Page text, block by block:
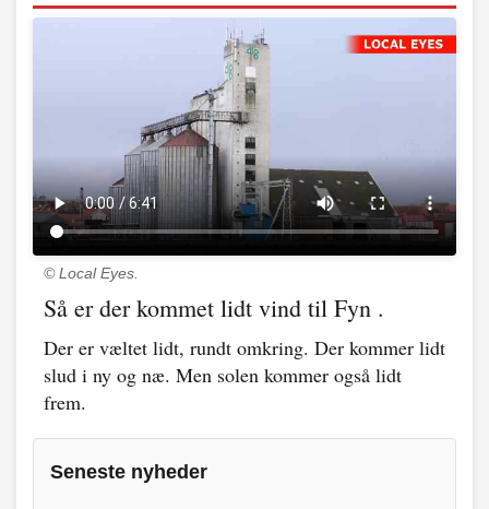
© Local Eyes.
Så er der kommet lidt vind til Fyn .
Der er væltet lidt, rundt omkring. Der kommer lidt
slud i ny og næ. Men solen kommer også lidt
frem.
Seneste nyheder